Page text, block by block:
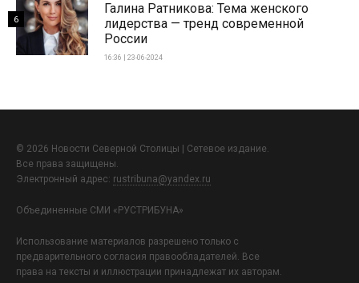
Галина Ратникова: Тема женского
лидерства — тренд современной
России
16:36 | 23-06-2024
6
© 2026 Новости Северной Столицы | Сетевое издание.
Все права защищены.
Электронный адрес: rustribuna@yandex.ru
Объединенные СМИ «РУСТРИБУНА»
Использование материалов разрешено только с
предварительного согласия правообладателей. Все
права на тексты и иллюстрации принадлежат их авторам.